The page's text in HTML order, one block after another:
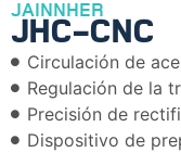
JAINNHER
JHC-CNC
Circulación de
Regulación de la
Precisión de
Dispositivo de